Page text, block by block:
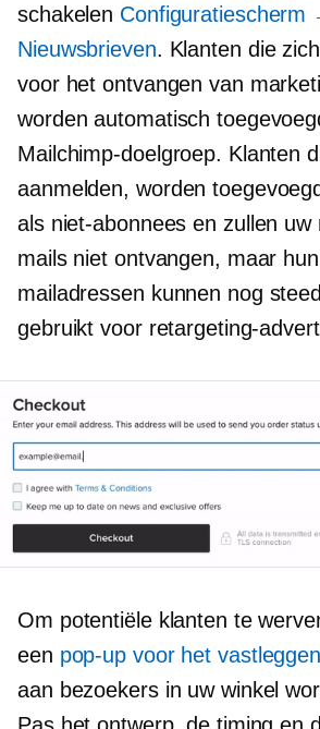
schakelen
Nieuwsbrieven. Klanten die
voor het ontvangen van
worden automatisch
Mailсhimp-doelgroep. Klanten
aanmelden, worden toegevoegd
als niet-abonnees en zullen uw
mails niet ontvangen, maar
mailadressen kunnen nog
gebruikt voor retargeting-
Om potentiële klanten te
een pop-up voor het
aan bezoekers in uw winkel